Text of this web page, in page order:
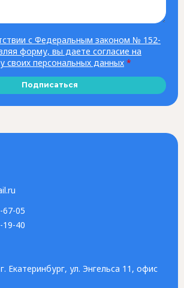
с Федеральным законом № 152-
форму, вы даете согласие на
своих персональных данных *
Подписаться
67-05
19-40
Екатеринбург, ул. Энгельса 11, офис